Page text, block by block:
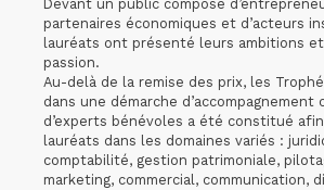
Devant un public composé
partenaires économiques et d’acteurs
lauréats ont présenté leurs ambitions
passion.
Au-delà de la remise des prix, les
dans une démarche d’accompagnement
d’experts bénévoles a été constitué afin
lauréats dans les domaines variés :
comptabilité, gestion patrimoniale,
marketing, commercial, communication,